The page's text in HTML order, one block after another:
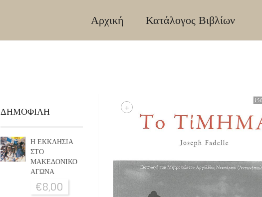
Αρχική Κατάλογος Βιβλίων
+
ΔΗΜΟΦΙΛΗ
Η ΕΚΚΛΗΣΙΑ
ΣΤΟ
ΜΑΚΕΔΟΝΙΚΟ
ΑΓΩΝΑ
€8,00